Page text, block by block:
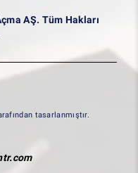
AŞ. Tüm Hakları
tasarlanmıştır.